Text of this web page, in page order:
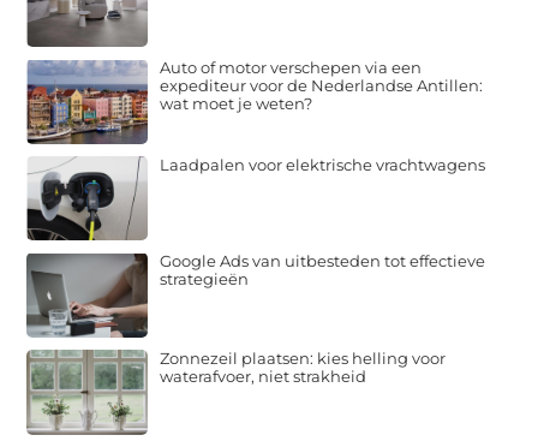
Auto of motor verschepen via een
expediteur voor de Nederlandse Antillen:
wat moet je weten?
Laadpalen voor elektrische vrachtwagens
Google Ads van uitbesteden tot effectieve
strategieën
Zonnezeil plaatsen: kies helling voor
waterafvoer, niet strakheid